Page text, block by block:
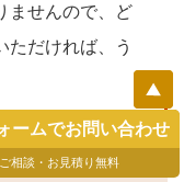
せんので、
ど
ただければ、う
ームでお問い合わせ
ご相談・お見積り無料